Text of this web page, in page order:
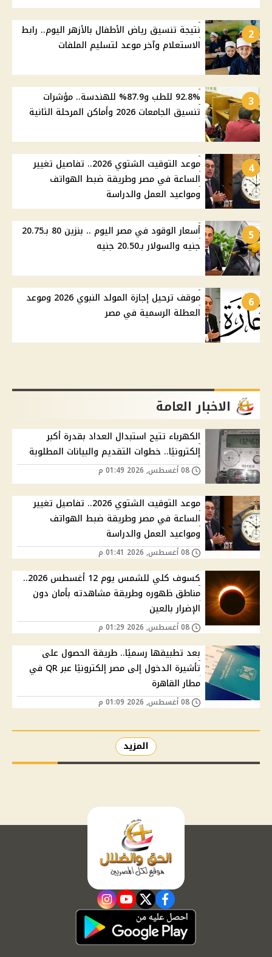
2
نتيجة تنسيق رياض الأطفال بالأزهر اليوم.. رابط
الاستعلام وآخر موعد لتسليم الملفات
3
92.8% للطب و87.9% للهندسة.. مؤشرات
تنسيق الجامعات 2026 وأماكن المرحلة الثانية
4
موعد التوقيت الشتوي 2026.. تفاصيل تغيير
الساعة في مصر وطريقة ضبط الهواتف
ومواعيد العمل والدراسة
5
أسعار الوقود في مصر اليوم .. بنزين 80 بـ20.75
جنيه والسولار بـ20.50 جنيه
6
موقف ترحيل إجازة المولد النبوي 2026 وموعد
العطلة الرسمية في مصر
الاخبار العامة
الكهرباء تتيح استبدال العداد بقدرة أكبر
إلكترونيًا.. خطوات التقديم والبيانات المطلوبة
موعد التوقيت الشتوي 2026.. تفاصيل تغيير
الساعة في مصر وطريقة ضبط الهواتف
ومواعيد العمل والدراسة
كسوف كلي للشمس يوم 12 أغسطس 2026..
مناطق ظهوره وطريقة مشاهدته بأمان دون
الإضرار بالعين
بعد تطبيقها رسميًا.. طريقة الحصول على
تأشيرة الدخول إلى مصر إلكترونيًا عبر QR في
مطار القاهرة
المزيد
facebook
twitter
youtube
instagram